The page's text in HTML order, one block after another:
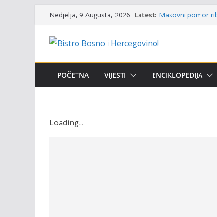
content
Nedjelja, 9 Augusta, 2026 Latest: osvojili prelazni
i amura’
Obavještenje
osobe sa
POČETNA VIJESTI ENCIKLOPEDIJA
Loading...